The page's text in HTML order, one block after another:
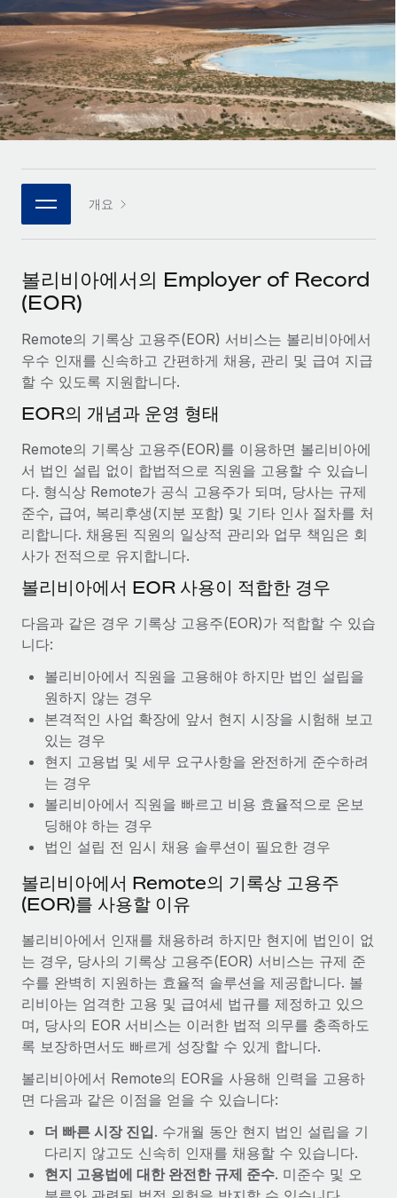
Remote 통합
HR을 워크플로에 매끄럽게 통합
플랫폼
팀을 위한 통합된 핵심 HR 기능
연결 새로운
통합
핵심 비즈니스 도구로 프로세스를 간소화
전문가 상담
글로벌 인사 및 규정 준수 업무 처리에 전문가 지원 제공
신원 조사
채용 후보자 심사 프로세스 간소화
Compliance Watchtower
기기 관리
전 세계 IT 장비 제공 및 추적 관리
법인 설립
법인 설립을 빠르고 준법적으로 지원
글로벌 인재 이동 및 전근
직원 해외 이전을 간편하게 처리
복리후생
손쉬운 직원 복리후생 관리
맞춤형 HR 솔루션으로 팀 확장
엔터프라이즈
대기업을 위한 글로벌 HR
REMOTE 파트너 되기
플랫폼에 글로벌 HR을 유연하게 통합
Remote와의 파트너십 기회 탐색
Remote Build 곧 제공 예정
통합 및 AI 자동화 컨설팅
사례 연구
조직 규모를 120% 성장시킨 방법
Weaviate 한눈에 보기 Weaviate는 오픈 소스, AI 우선 인프라를
구축합니다. 이 회사의 미션은 전 세계 개발자 및 운영자
(DevOps/MLOps)에게 AI 네이티브...
자세히 알아보기
계약직 관리와 급여 업무를 위해 Remote와 전략적 파
트너십을 맺은 Reverse Tech
Reverse Tech 한눈에 보기 건강 및 웰니스 스타트업인 Reverse
Tech는 Remote와 파트너십을 맺고 글로벌 계약직 인력 및 미국
급여 관리를 통해 국제 노동법...
자세히 알아보기
사례 연구
HR 용어집
체크리스트 및 템플릿
직무 설명 라이브러리
이벤트
급여 및 인재 인사이트
인사이트 센터
지원받기
모든 리소스 보기
글로벌 급여
EOR 및 PEO
계약자 관리
블로그
Remote 제품 관련 소식: Gusto 및 Xero와의 통합과
Remote Contractor Management Plus
Remote의 사명은 모든 규모의 기업이 전 세계 어디서든 업무에 가
장 적합 사람을 찾아 채용 및 관리하고 급여를 지급하도록 돕는 것
입니다. 이를 위해 최근 몇 주 동안 새로운...
자세히 알아보기
Shootsta가 Remote를 통해 네 개의 시장에서 글로벌
채용을 확장한 방법
비디오 콘텐츠를 활용한 마케팅이 계속해서 인기를 끌면서, 기업들
에게는 흥미롭고 전문적인 비디오 제작이 어느 때보다 중요해졌습
니다. 그러나 대부분의 회사들은 그렇게 높은 품질의...
자세히 알아보기
Español
Italiano
Português (Portugal)
한국어
개요
볼리비아에서의 Employer of Record
(EOR)
Remote의 기록상 고용주(EOR) 서비스는 볼리비아에서
우수 인재를 신속하고 간편하게 채용, 관리 및 급여 지급
할 수 있도록 지원합니다.
EOR의 개념과 운영 형태
Remote의 기록상 고용주(EOR)를 이용하면 볼리비아에
서 법인 설립 없이 합법적으로 직원을 고용할 수 있습니
다. 형식상 Remote가 공식 고용주가 되며, 당사는 규제
준수, 급여, 복리후생(지분 포함) 및 기타 인사 절차를 처
리합니다. 채용된 직원의 일상적 관리와 업무 책임은 회
사가 전적으로 유지합니다.
볼리비아에서 EOR 사용이 적합한 경우
다음과 같은 경우 기록상 고용주(EOR)가 적합할 수 있습
니다:
볼리비아에서 직원을 고용해야 하지만 법인 설립을
원하지 않는 경우
본격적인 사업 확장에 앞서 현지 시장을 시험해 보고
있는 경우
현지 고용법 및 세무 요구사항을 완전하게 준수하려
는 경우
볼리비아에서 직원을 빠르고 비용 효율적으로 온보
딩해야 하는 경우
법인 설립 전 임시 채용 솔루션이 필요한 경우
볼리비아에서 Remote의 기록상 고용주
(EOR)를 사용할 이유
볼리비아에서 인재를 채용하려 하지만 현지에 법인이 없
는 경우, 당사의 기록상 고용주(EOR) 서비스는 규제 준
수를 완벽히 지원하는 효율적 솔루션을 제공합니다. 볼
리비아는 엄격한 고용 및 급여세 법규를 제정하고 있으
며, 당사의 EOR 서비스는 이러한 법적 의무를 충족하도
록 보장하면서도 빠르게 성장할 수 있게 합니다.
볼리비아에서 Remote의 EOR을 사용해 인력을 고용하
면 다음과 같은 이점을 얻을 수 있습니다:
더 빠른 시장 진입. 수개월 동안 현지 법인 설립을 기
다리지 않고도 신속히 인재를 채용할 수 있습니다.
현지 고용법에 대한 완전한 규제 준수. 미준수 및 오